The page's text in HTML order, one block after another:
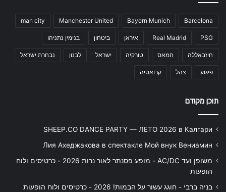
Barcelona
Bayern Munich
Manchester United
man city
PSG
Real Madrid איראן ביטחון בנימין נתניהו
חיזבאללה חמאס טורקיה ישראל לבנון נבחרת ישראל
פיגוע צהל קרואטיה
תוכן מקודם
SHEEP.CO DANCE PARTY — ЛЕТО 2026 в Калгари
Лия Ахеджакова в спектакле Мой внук Вениамин
משופן ועד AC/DC - מופע פסנתר לאור נרות 2026 - כרטיסים ולוח
הופעות
בניה ברבי - חוגג עשור על הבמות! 2026 - כרטיסים ולוח הופעות